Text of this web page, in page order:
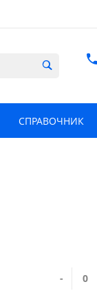
СПРАВОЧНИК
-